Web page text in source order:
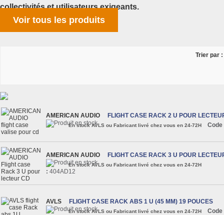
collectivités et utilisateurs exigeants.
Voir tous les produits
Trier par :
AMERICAN AUDIO FLIGHT CASE RACK 2 U POUR
En stock AVLS ou Fabricant livré chez vous en 24-72H Code
AMERICAN AUDIO FLIGHT CASE RACK 3 U POUR
En stock AVLS ou Fabricant livré chez vous en 24-72H
: 404AD12
AVLS FLIGHT CASE RACK ABS 1 U (45 MM) 19 POUCES
En stock AVLS ou Fabricant livré chez vous en 24-72H Code